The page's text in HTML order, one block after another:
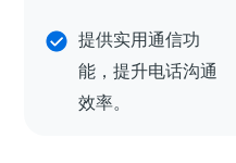
提供实用通信功
能，提升电话沟通
效率。